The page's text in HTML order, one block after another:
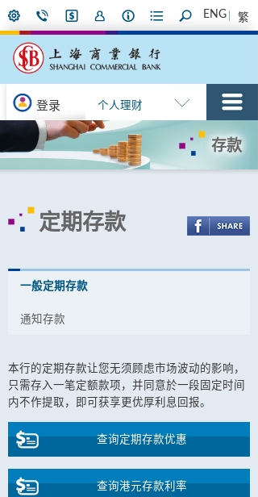
ENG 繁
登录 个人理财
存款
定期存款
一般定期存款
通知存款
本行的定期存款让您无须顾虑市场波动的影响，
只需存入一笔定额款项，并同意於一段固定时间
内不作提取，即可获享更优厚利息回报。
查询定期存款优惠
查询港元存款利率